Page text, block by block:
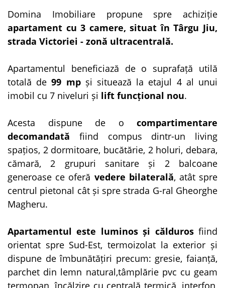
Domina Imobiliare propune spre achiziție
apartament cu 3 camere, situat în Târgu Jiu,
strada Victoriei - zonă ultracentrală.
Apartamentul beneficiază de o suprafață utilă
totală de99 mpși situează la etajul 4 al unui
imobil cu 7 niveluri și lift funcțional nou.
Acesta dispune de o compartimentare
decomandată fiind compus dintr-un living
spațios, 2 dormitoare, bucătărie, 2 holuri, debara,
cămară, 2 grupuri sanitare și 2 balcoane
generoase ce oferă vedere bilaterală, atât spre
centrul pietonal cât și spre strada G-ral Gheorghe
Magheru.
Apartamentul este luminos și căldurosfiind
orientat spre Sud-Est, termoizolat la exterior și
dispune de îmbunătățiri precum: gresie, faianță,
parchet din lemn natural,tâmplărie pvc cu geam
termopan, încălzire cu centrală termică, interfon,